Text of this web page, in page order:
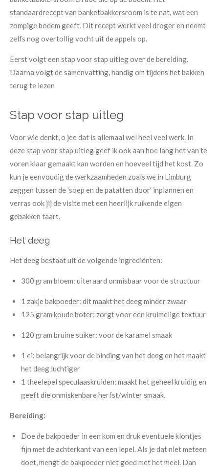
standaardrecept van banketbakkersroom is te nat, wat een
zompige bodem geeft. Dit recept werkt veel droger en neemt
zelfs nog overtollig vocht uit de appels op.
Eerst volgt een stap voor stap uitleg over de bereiding.
Daarna volgt de samenvatting, handig om tijdens het bakken
terug te lezen
Stap voor stap uitleg
Voor wie denkt, o jee dat is allemaal wel heel veel werk. In
deze stap voor stap uitleg geef ik ook aan hoe lang het van te
voren klaar gemaakt kan worden en hoeveel tijd het kost. Zo
kun je eenvoudig de werkzaamheden zoals we in Limburg
zeggen tussen de 'soep en de patatten door' inplannen en
verras ook jij de visite met een heerlijk ruikende eigen
gebakken taart.
Het deeg
Het deeg bestaat uit de volgende ingrediënten:
300 gram bloem: uiteraard onmisbaar voor de structuur
1 zakje bakpoeder: dit maakt het deeg minder zwaar
125 gram koude boter: zorgt voor een kruimelige textuur
120 gram bruine suiker: voor de karamel smaak
1 ei: belangrijk voor de binding van het deeg en het maakt
het deeg luchtiger
1 theelepel speculaaskruiden: maakt het geheel kruidig en
geeft die onmiskenbare herfst/winter smaak.
Bereiding:
Doe de bakpoeder in een kom en druk eventuele klontjes
fijn met de achterkant van een lepel. Als je dat niet meteen
doet, mengt de bakpoeder niet goed met het meel. Dan